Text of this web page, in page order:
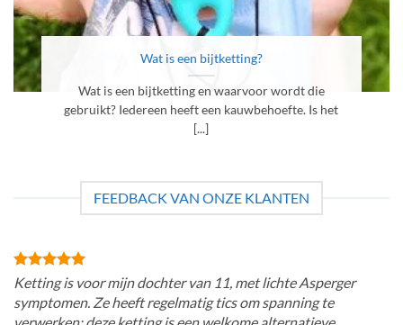
Wat is een bijtketting?
Wat is een bijtketting en waarvoor wordt die
gebruikt? Iedereen heeft een kauwbehoefte. Is het
[...]
FEEDBACK VAN ONZE KLANTEN
Ketting is voor mijn dochter van 11, met lichte Asperger
symptomen. Ze heeft regelmatig tics om spanning te